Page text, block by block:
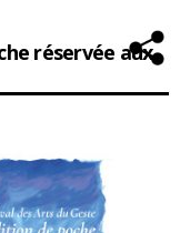
réservée aux